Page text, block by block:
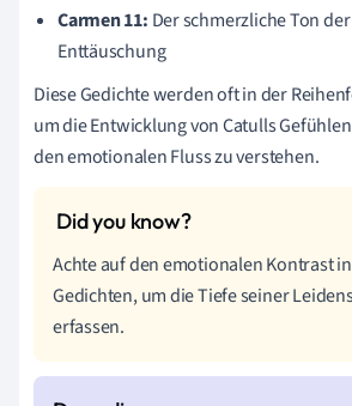
Carmen 11: Der schmerzliche Ton
Enttäuschung
Diese Gedichte werden oft in der
um die Entwicklung von Catulls
den emotionalen Fluss zu verstehen.
Achte auf den emotionalen Kontrast
Gedichten, um die Tiefe seiner
erfassen.